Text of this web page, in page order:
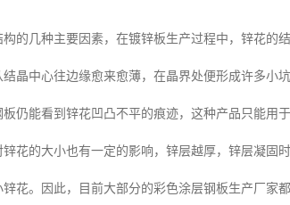
的几种主要因素，在镀锌板生产过程中，锌花的
晶中心往边缘愈来愈薄，在晶界处便形成许多小
仍能看到锌花凹凸不平的痕迹，这种产品只能用
花的大小也有一定的影响，锌层越厚，锌层凝固
花。因此，目前大部分的彩色涂层钢板生产厂家